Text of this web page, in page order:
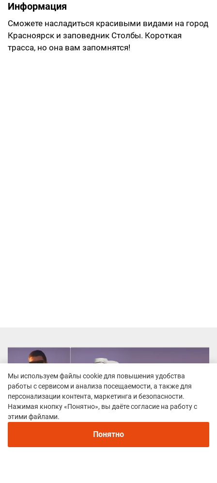
Информация
Сможете насладиться красивыми видами на город
Красноярск и заповедник Столбы. Короткая
трасса, но она вам запомнятся!
Мы используем файлы cookie для повышения удобства
работы с сервисом и анализа посещаемости, а также для
персонализации контента, маркетинга и безопасности.
Нажимая кнопку «Понятно», вы даёте согласие на работу с
этими файлами.
Понятно